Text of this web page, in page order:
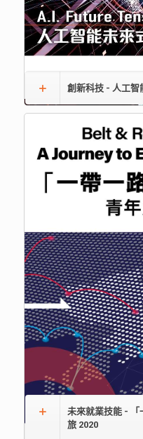
創新科技 - 人工智
未來就業技能 -
旅 2020